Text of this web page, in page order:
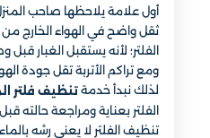
أول علامة يلاحظها صاحب
ثقل واضح في الهواء الخارج
الفلتر؛ لأنه يستقبل الغبار قبل
ومع تراكم الأتربة تقل جودة
لذلك نبدأ خدمة تنظيف فلتر
الفلتر بعناية ومراجعة حالته
تنظيف الفلتر لا يعني رشه